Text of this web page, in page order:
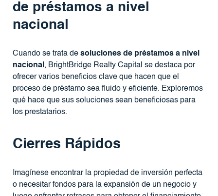
de préstamos a nivel
nacional
Cuando se trata de soluciones de préstamos a nivel
nacional , BrightBridge Realty Capital se destaca por
ofrecer varios beneficios clave que hacen que el
proceso de préstamo sea fluido y eficiente. Exploremos
qué hace que sus soluciones sean beneficiosas para
los prestatarios.
Cierres Rápidos
Imagínese encontrar la propiedad de inversión perfecta
o necesitar fondos para la expansión de un negocio y